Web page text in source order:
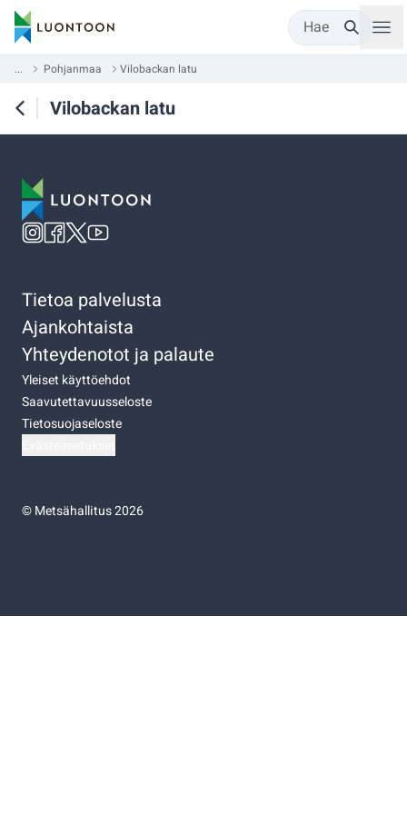
Hae
... Pohjanmaa Vilobackan latu
Vilobackan latu
Tietoa palvelusta
Ajankohtaista
Yhteydenotot ja palaute
Yleiset käyttöehdot
Saavutettavuusseloste
Tietosuojaseloste
©Metsähallitus 2026